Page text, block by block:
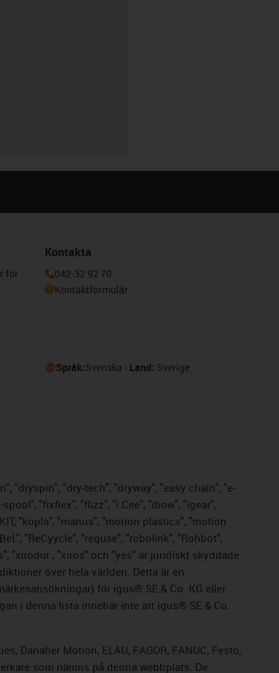
för
Kontakta
042-32 92 70
Kontaktformulär
Språk:Svenska Land: Sverige
"dryspin", "dry-tech", "dryway", "easy chain", "e-
"fixflex", "flizz", "i.Cee", "ibow", "igear",
"kopla", "manus", "motion plastics", "motion
"ReCyycle", "reguse", "robolink", "Rohbot",
"xirodur , "xiros" och "yes" är juridiskt skyddade
över hela världen. Detta är en
för igus® SE & Co. KG eller
i denna lista innebär inte att igus® SE & Co.
Danaher Motion, ELAU, FAGOR, FANUC, Festo,
som nämns på denna webbplats. De